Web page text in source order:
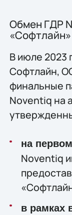
Обмен ГДР
«Софтлайн»
В июле 2023
Софтлайн,
финальные
Noventiq на
на
Noventiq
в рамках